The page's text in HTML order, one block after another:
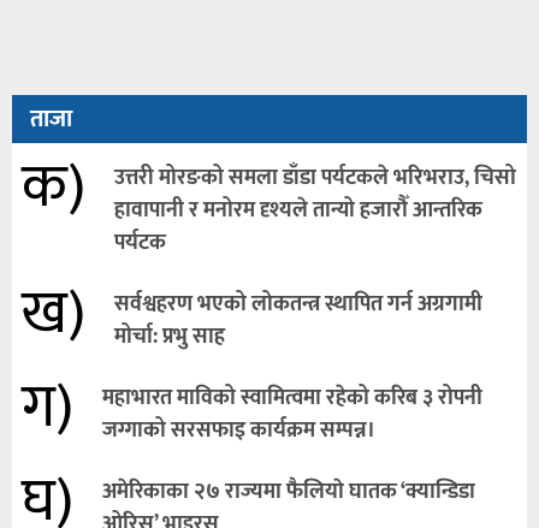
ताजा
क)
उत्तरी मोरङको समला डाँडा पर्यटकले भरिभराउ, चिसो
हावापानी र मनोरम दृश्यले तान्यो हजारौँ आन्तरिक
पर्यटक
ख)
सर्वश्वहरण भएको लोकतन्त्र स्थापित गर्न अग्रगामी
मोर्चा: प्रभु साह
ग)
महाभारत माविको स्वामित्वमा रहेको करिब ३ रोपनी
जग्गाको सरसफाइ कार्यक्रम सम्पन्न।
घ)
अमेरिकाका २७ राज्यमा फैलियाे घातक ‘क्यान्डिडा